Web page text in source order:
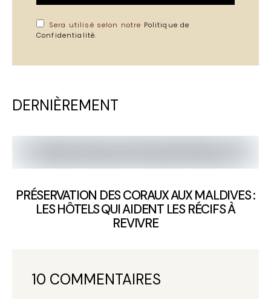
Sera utilisé selon notre Politique de
Confidentialité.
DERNIÈREMENT
PRÉSERVATION DES CORAUX AUX MALDIVES :
LES HÔTELS QUI AIDENT LES RÉCIFS À
REVIVRE
10 COMMENTAIRES